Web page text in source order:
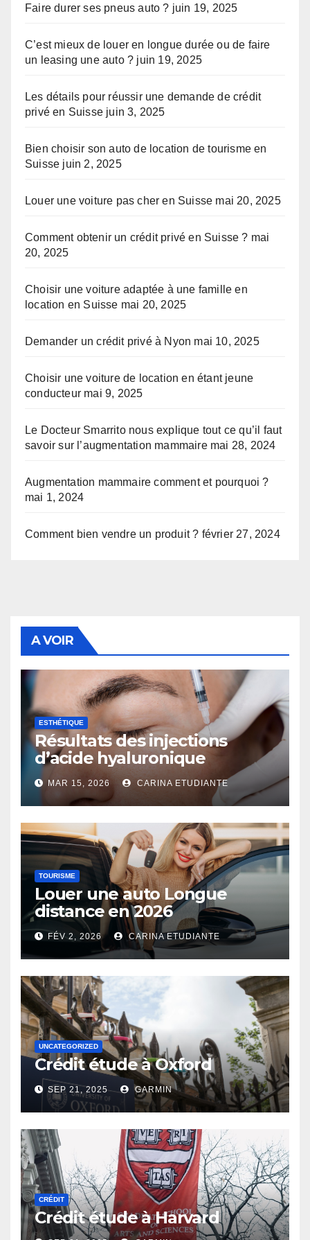
Faire durer ses pneus auto ? juin 19, 2025
C’est mieux de louer en longue durée ou de faire
un leasing une auto ? juin 19, 2025
Les détails pour réussir une demande de crédit
privé en Suisse juin 3, 2025
Bien choisir son auto de location de tourisme en
Suisse juin 2, 2025
Louer une voiture pas cher en Suisse mai 20, 2025
Comment obtenir un crédit privé en Suisse ? mai
20, 2025
Choisir une voiture adaptée à une famille en
location en Suisse mai 20, 2025
Demander un crédit privé à Nyon mai 10, 2025
Choisir une voiture de location en étant jeune
conducteur mai 9, 2025
Le Docteur Smarrito nous explique tout ce qu’il faut
savoir sur l’augmentation mammaire mai 28, 2024
Augmentation mammaire comment et pourquoi ?
mai 1, 2024
Comment bien vendre un produit ? février 27, 2024
A VOIR
ESTHÉTIQUE
Résultats des injections
d’acide hyaluronique
MAR 15, 2026 CARINA ETUDIANTE
TOURISME
Louer une auto Longue
distance en 2026
FÉV 2, 2026 CARINA ETUDIANTE
UNCATEGORIZED
Crédit étude à Oxford
SEP 21, 2025 GARMIN
CRÉDIT
Crédit étude à Harvard